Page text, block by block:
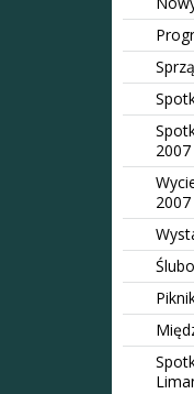
2007
2007